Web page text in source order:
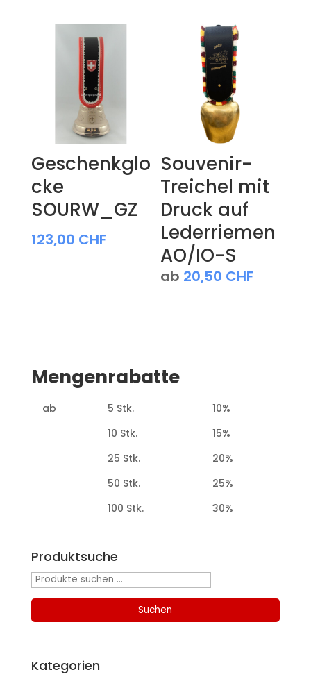
Geschenkglo
cke
SOURW_GZ
123,00 CHF
Souvenir-
Treichel mit
Druck auf
Lederriemen
AO/IO-S
ab 20,50 CHF
Mengenrabatte
ab 5 Stk.
10%
10 Stk.
15%
25 Stk.
20%
50 Stk.
25%
100 Stk.
30%
Produktsuche
Suchen
Suchen
Kategorien